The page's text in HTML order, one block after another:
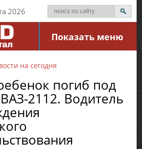
2026
Показать меню
на сегодня
погиб под
2112. Водитель